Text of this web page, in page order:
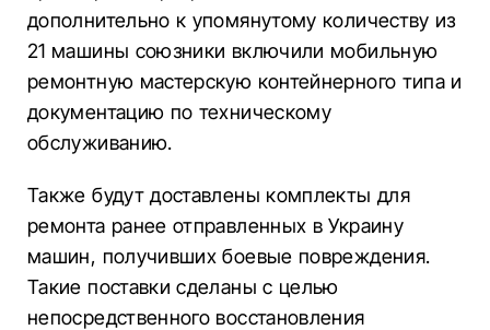
дополнительно к упомянутому количеству из
21 машины союзники включили мобильную
ремонтную мастерскую контейнерного типа и
документацию по техническому
обслуживанию.
Также будут доставлены комплекты для
ремонта ранее отправленных в Украину
машин, получивших боевые повреждения.
Такие поставки сделаны с целью
непосредственного восстановления